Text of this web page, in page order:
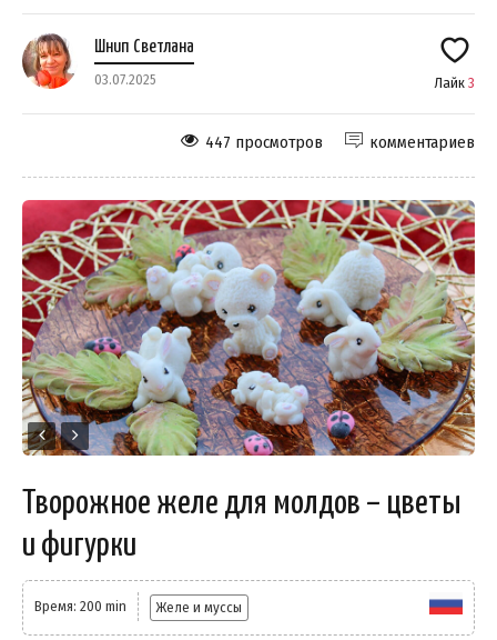
Шнип Светлана
03.07.2025 Лайк 3
комментариев
447 просмотров
Творожное желе для молдов – цветы
и фигурки
Время: 200 min Желе и муссы